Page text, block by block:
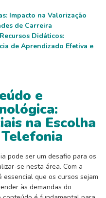
Impacto na Valorização
de Carreira
Didáticos:
de Aprendizado Efetiva e
e
na Escolha
pode ser um desafio para os
se nesta área. Com a
que os cursos sejam
às demandas do